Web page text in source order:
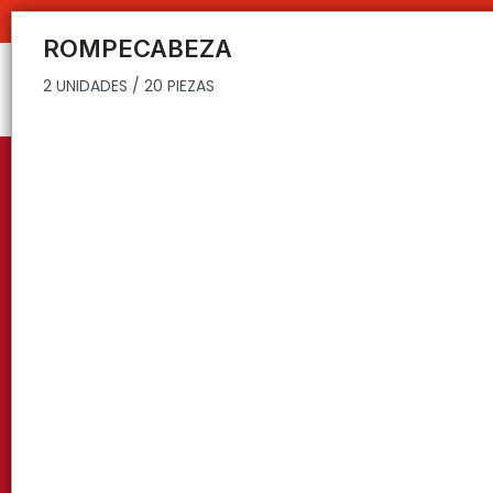
2 UNIDADES / 20 PIEZAS
ROMPECABEZA
2 UNIDADES / 20 PIEZAS